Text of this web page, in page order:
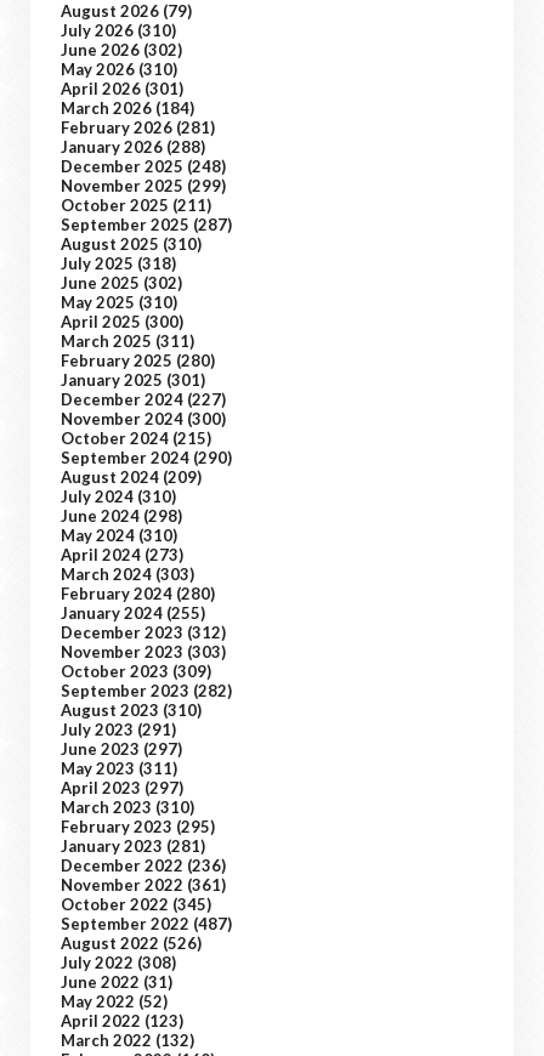
August 2026 (79)
July 2026 (310)
June 2026 (302)
May 2026 (310)
April 2026 (301)
March 2026 (184)
February 2026 (281)
January 2026 (288)
December 2025 (248)
November 2025 (299)
October 2025 (211)
September 2025 (287)
August 2025 (310)
July 2025 (318)
June 2025 (302)
May 2025 (310)
April 2025 (300)
March 2025 (311)
February 2025 (280)
January 2025 (301)
December 2024 (227)
November 2024 (300)
October 2024 (215)
September 2024 (290)
August 2024 (209)
July 2024 (310)
June 2024 (298)
May 2024 (310)
April 2024 (273)
March 2024 (303)
February 2024 (280)
January 2024 (255)
December 2023 (312)
November 2023 (303)
October 2023 (309)
September 2023 (282)
August 2023 (310)
July 2023 (291)
June 2023 (297)
May 2023 (311)
April 2023 (297)
March 2023 (310)
February 2023 (295)
January 2023 (281)
December 2022 (236)
November 2022 (361)
October 2022 (345)
September 2022 (487)
August 2022 (526)
July 2022 (308)
June 2022 (31)
May 2022 (52)
April 2022 (123)
March 2022 (132)